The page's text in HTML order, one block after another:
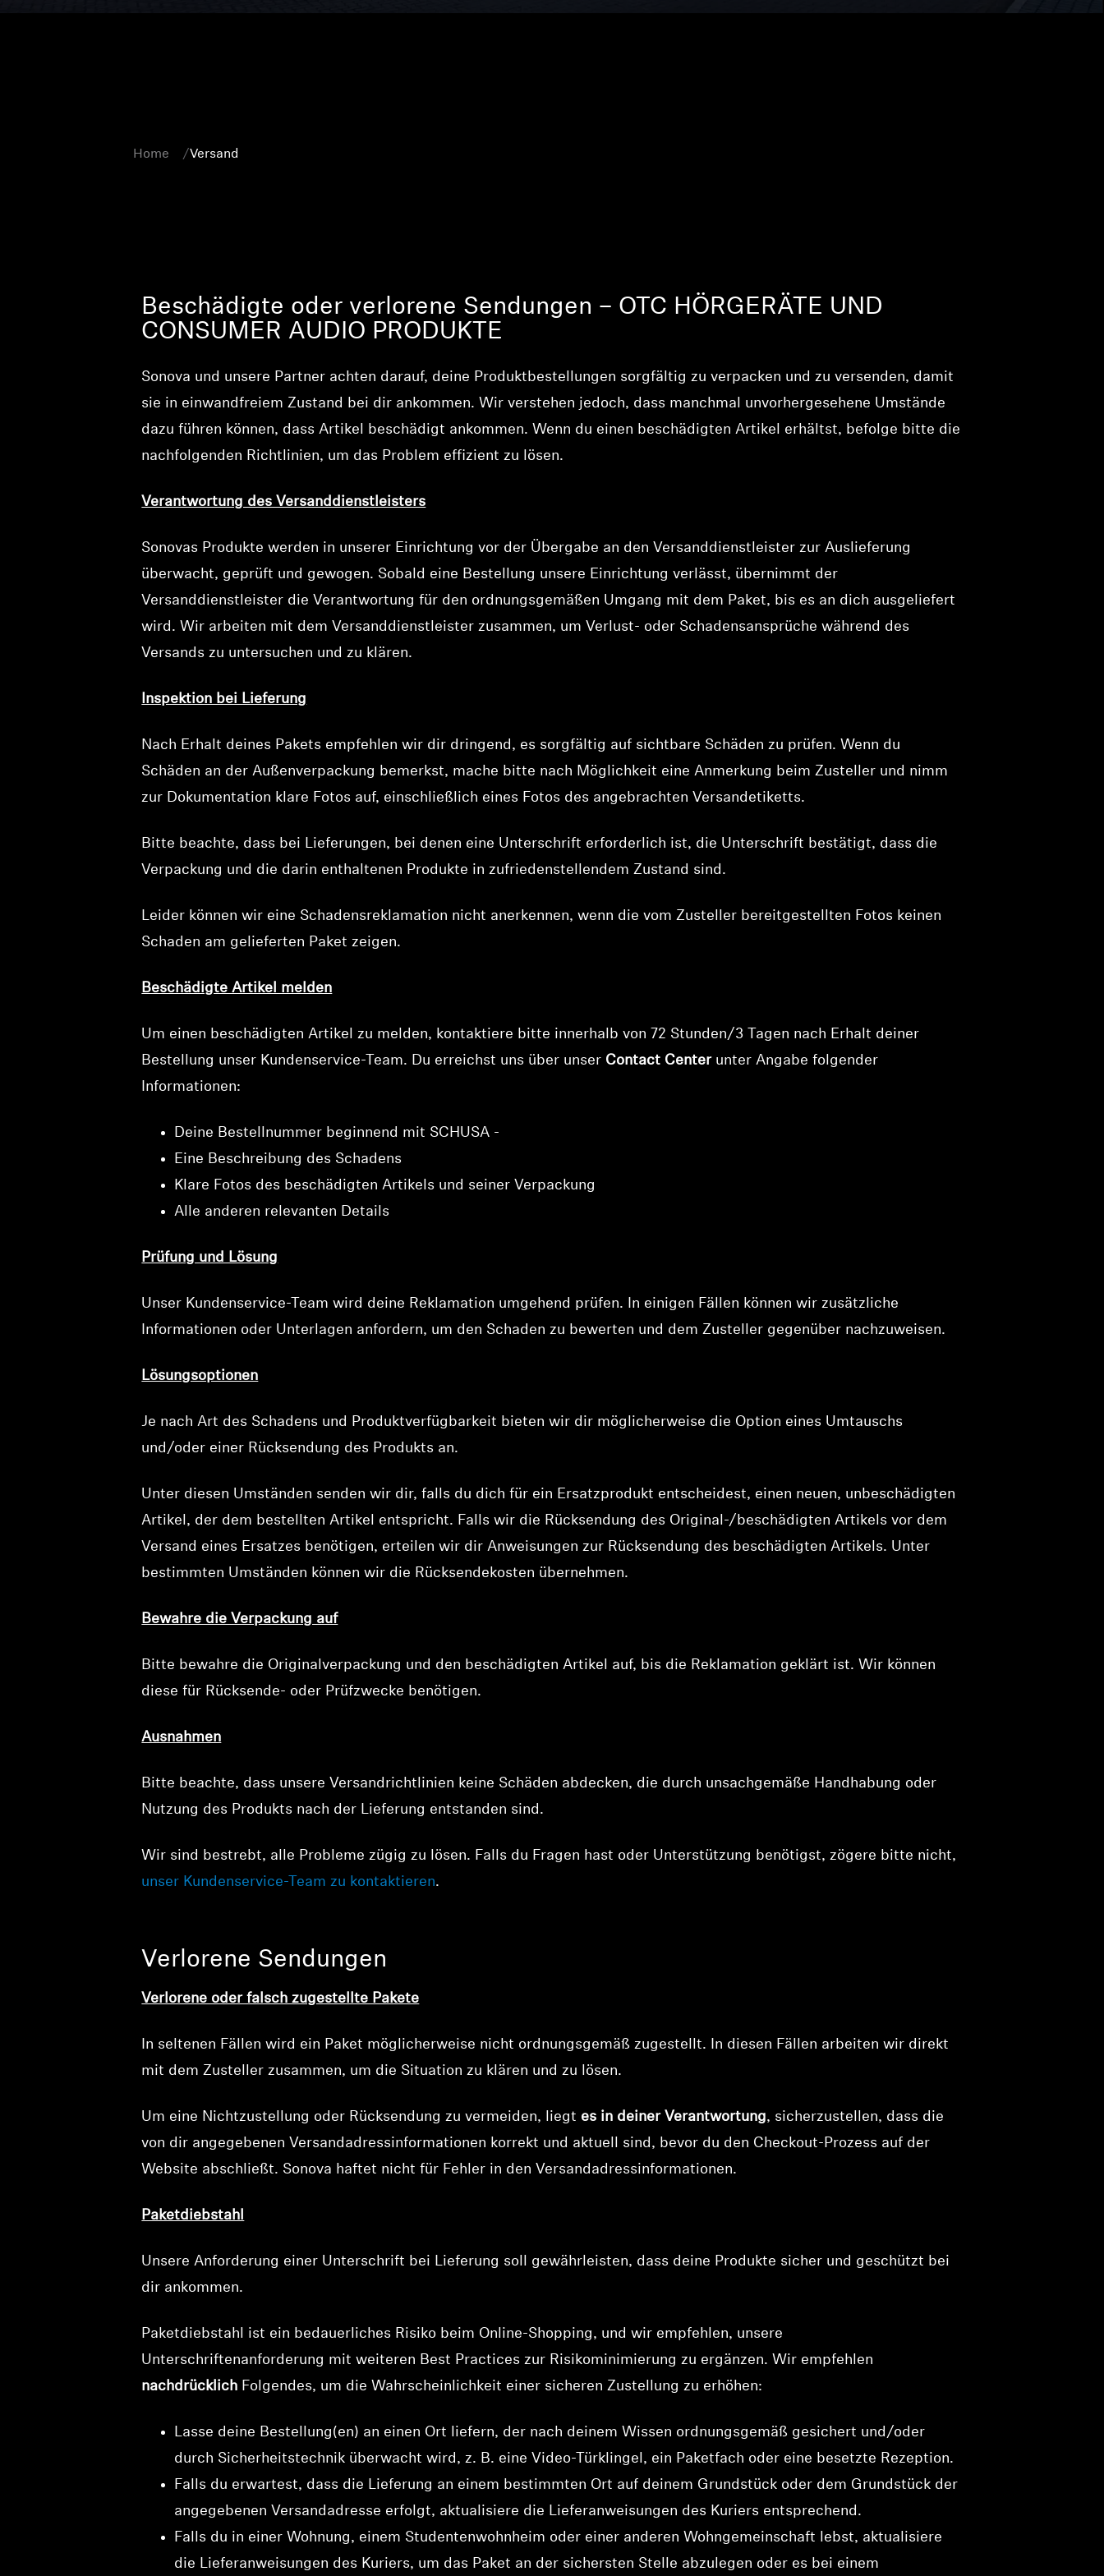
Home Versand
Beschädigte oder verlorene Sendungen – OTC HÖRGERÄTE UND
CONSUMER AUDIO PRODUKTE
Sonova und unsere Partner achten darauf, deine Produktbestellungen sorgfältig zu verpacken und zu versenden, damit
sie in einwandfreiem Zustand bei dir ankommen. Wir verstehen jedoch, dass manchmal unvorhergesehene Umstände
dazu führen können, dass Artikel beschädigt ankommen. Wenn du einen beschädigten Artikel erhältst, befolge bitte die
nachfolgenden Richtlinien, um das Problem effizient zu lösen.
Verantwortung des Versanddienstleisters
Sonovas Produkte werden in unserer Einrichtung vor der Übergabe an den Versanddienstleister zur Auslieferung
überwacht, geprüft und gewogen. Sobald eine Bestellung unsere Einrichtung verlässt, übernimmt der
Versanddienstleister die Verantwortung für den ordnungsgemäßen Umgang mit dem Paket, bis es an dich ausgeliefert
wird. Wir arbeiten mit dem Versanddienstleister zusammen, um Verlust- oder Schadensansprüche während des
Versands zu untersuchen und zu klären.
Inspektion bei Lieferung
Nach Erhalt deines Pakets empfehlen wir dir dringend, es sorgfältig auf sichtbare Schäden zu prüfen. Wenn du
Schäden an der Außenverpackung bemerkst, mache bitte nach Möglichkeit eine Anmerkung beim Zusteller und nimm
zur Dokumentation klare Fotos auf, einschließlich eines Fotos des angebrachten Versandetiketts.
Bitte beachte, dass bei Lieferungen, bei denen eine Unterschrift erforderlich ist, die Unterschrift bestätigt, dass die
Verpackung und die darin enthaltenen Produkte in zufriedenstellendem Zustand sind.
Leider können wir eine Schadensreklamation nicht anerkennen, wenn die vom Zusteller bereitgestellten Fotos keinen
Schaden am gelieferten Paket zeigen.
Beschädigte Artikel melden
Um einen beschädigten Artikel zu melden, kontaktiere bitte innerhalb von 72 Stunden/3 Tagen nach Erhalt deiner
Bestellung unser Kundenservice-Team. Du erreichst uns über unser Contact Centerunter Angabe folgender
Informationen:
Deine Bestellnummer beginnend mit SCHUSA -
Eine Beschreibung des Schadens
Klare Fotos des beschädigten Artikels und seiner Verpackung
Alle anderen relevanten Details
Prüfung und Lösung
Unser Kundenservice-Team wird deine Reklamation umgehend prüfen. In einigen Fällen können wir zusätzliche
Informationen oder Unterlagen anfordern, um den Schaden zu bewerten und dem Zusteller gegenüber nachzuweisen.
Lösungsoptionen
Je nach Art des Schadens und Produktverfügbarkeit bieten wir dir möglicherweise die Option eines Umtauschs
und/oder einer Rücksendung des Produkts an.
Unter diesen Umständen senden wir dir, falls du dich für ein Ersatzprodukt entscheidest, einen neuen, unbeschädigten
Artikel, der dem bestellten Artikel entspricht. Falls wir die Rücksendung des Original-/beschädigten Artikels vor dem
Versand eines Ersatzes benötigen, erteilen wir dir Anweisungen zur Rücksendung des beschädigten Artikels. Unter
bestimmten Umständen können wir die Rücksendekosten übernehmen.
Bewahre die Verpackung auf
Bitte bewahre die Originalverpackung und den beschädigten Artikel auf, bis die Reklamation geklärt ist. Wir können
diese für Rücksende- oder Prüfzwecke benötigen.
Ausnahmen
Bitte beachte, dass unsere Versandrichtlinien keine Schäden abdecken, die durch unsachgemäße Handhabung oder
Nutzung des Produkts nach der Lieferung entstanden sind.
Wir sind bestrebt, alle Probleme zügig zu lösen. Falls du Fragen hast oder Unterstützung benötigst, zögere bitte nicht,
unser Kundenservice-Team zu kontaktieren.
Verlorene Sendungen
Verlorene oder falsch zugestellte Pakete
In seltenen Fällen wird ein Paket möglicherweise nicht ordnungsgemäß zugestellt. In diesen Fällen arbeiten wir direkt
mit dem Zusteller zusammen, um die Situation zu klären und zu lösen.
Um eine Nichtzustellung oder Rücksendung zu vermeiden, liegt es in deiner Verantwortung, sicherzustellen, dass die
von dir angegebenen Versandadressinformationen korrekt und aktuell sind, bevor du den Checkout-Prozess auf der
Website abschließt. Sonova haftet nicht für Fehler in den Versandadressinformationen.
Paketdiebstahl
Unsere Anforderung einer Unterschrift bei Lieferung soll gewährleisten, dass deine Produkte sicher und geschützt bei
dir ankommen.
Paketdiebstahl ist ein bedauerliches Risiko beim Online-Shopping, und wir empfehlen, unsere
Unterschriftenanforderung mit weiteren Best Practices zur Risikominimierung zu ergänzen. Wir empfehlen
nachdrücklich Folgendes, um die Wahrscheinlichkeit einer sicheren Zustellung zu erhöhen:
Lasse deine Bestellung(en) an einen Ort liefern, der nach deinem Wissen ordnungsgemäß gesichert und/oder
durch Sicherheitstechnik überwacht wird, z. B. eine Video-Türklingel, ein Paketfach oder eine besetzte Rezeption.
Falls du erwartest, dass die Lieferung an einem bestimmten Ort auf deinem Grundstück oder dem Grundstück der
angegebenen Versandadresse erfolgt, aktualisiere die Lieferanweisungen des Kuriers entsprechend.
Falls du in einer Wohnung, einem Studentenwohnheim oder einer anderen Wohngemeinschaft lebst, aktualisiere
die Lieferanweisungen des Kuriers, um das Paket an der sichersten Stelle abzulegen oder es bei einem
Anmeldung erforderlich